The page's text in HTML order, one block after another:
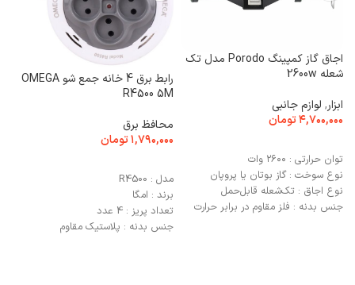
اجاق گاز کمپینگ Porodo مدل تک‌
شعله 2600w
ابزار, لوازم جانبی
۴,۷۰۰,۰۰۰تومان
توان حرارتی : ۲۶۰۰ وات
نوع سوخت : گاز بوتان یا پروپان
نوع اجاق : تک‌شعله قابل‌حمل
جنس بدنه : فلز مقاوم در برابر حرارت
رابط برق 4 خانه جمع شو OMEGA
R4500 5M
محافظ برق
۱,۷۹۰,۰۰۰تومان
مدل : R4500
برند : امگا
تعداد پریز : 4 عدد
جنس بدنه : پلاستیک مقاوم